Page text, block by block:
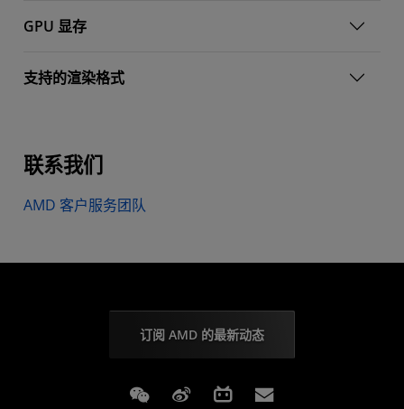
GPU 显存
支持的渲染格式
联系我们
AMD 客户服务团队
订阅 AMD 的最新动态
Weixin Weibo Bilibili